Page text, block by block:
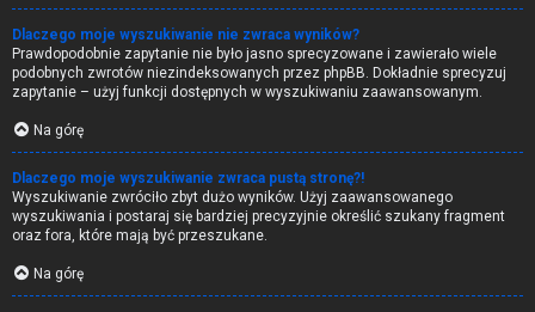
Dlaczego moje wyszukiwanie nie zwraca wyników?
Prawdopodobnie zapytanie nie było jasno sprecyzowane i zawierało wiele
podobnych zwrotów niezindeksowanych przez phpBB. Dokładnie sprecyzuj
zapytanie – użyj funkcji dostępnych w wyszukiwaniu zaawansowanym.
Na górę
Dlaczego moje wyszukiwanie zwraca pustą stronę?!
Wyszukiwanie zwróciło zbyt dużo wyników. Użyj zaawansowanego
wyszukiwania i postaraj się bardziej precyzyjnie określić szukany fragment
oraz fora, które mają być przeszukane.
Na górę